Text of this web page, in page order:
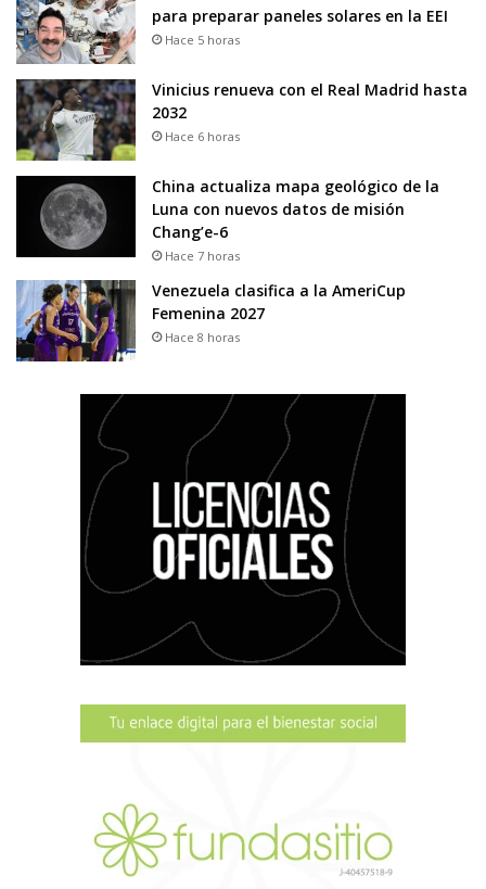
para preparar paneles solares en la EEI
Hace 5 horas
Vinicius renueva con el Real Madrid hasta
2032
Hace 6 horas
China actualiza mapa geológico de la
Luna con nuevos datos de misión
Chang’e-6
Hace 7 horas
Venezuela clasifica a la AmeriCup
Femenina 2027
Hace 8 horas